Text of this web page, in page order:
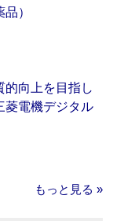
）
的向上を目指し
菱電機デジタル
もっと見る »